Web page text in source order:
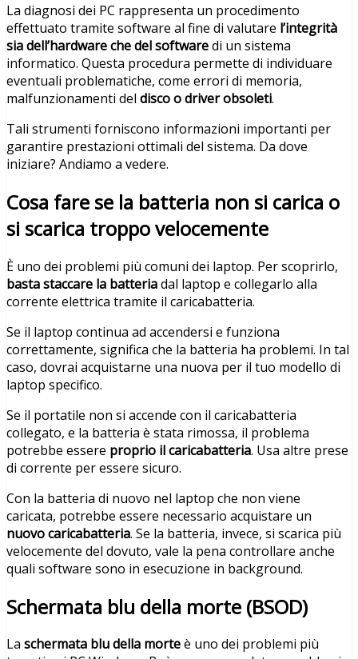
La diagnosi dei PC rappresenta un procedimento
effettuato tramite software al fine di valutare l’integrità
sia dell’hardware che del softwaredi un sistema
informatico. Questa procedura permette di individuare
eventuali problematiche, come errori di memoria,
malfunzionamenti del disco o driver obsoleti.
Tali strumenti forniscono informazioni importanti per
garantire prestazioni ottimali del sistema. Da dove
iniziare? Andiamo a vedere.
Cosa fare se la batteria non si carica o
si scarica troppo velocemente
È uno dei problemi più comuni dei laptop. Per scoprirlo,
basta staccare la batteriadal laptop e collegarlo alla
corrente elettrica tramite il caricabatteria.
Se il laptop continua ad accendersi e funziona
correttamente, significa che la batteria ha problemi. In tal
caso, dovrai acquistarne una nuova per il tuo modello di
laptop specifico.
Se il portatile non si accende con il caricabatteria
collegato, e la batteria è stata rimossa, il problema
potrebbe essere proprio il caricabatteria. Usa altre prese
di corrente per essere sicuro.
Con la batteria di nuovo nel laptop che non viene
caricata, potrebbe essere necessario acquistare un
nuovo caricabatteria. Se la batteria, invece, si scarica più
velocemente del dovuto, vale la pena controllare anche
quali software sono in esecuzione in background.
Schermata blu della morte (BSOD)
La schermata blu della morteè uno dei problemi più